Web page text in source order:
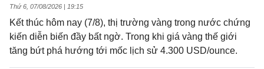
Thứ 6, 07/08/2026 | 19:15
Kết thúc hôm nay (7/8), thị trường vàng trong nước chứng
kiến diễn biến đầy bất ngờ. Trong khi giá vàng thế giới
tăng bứt phá hướng tới mốc lịch sử 4.300 USD/ounce.